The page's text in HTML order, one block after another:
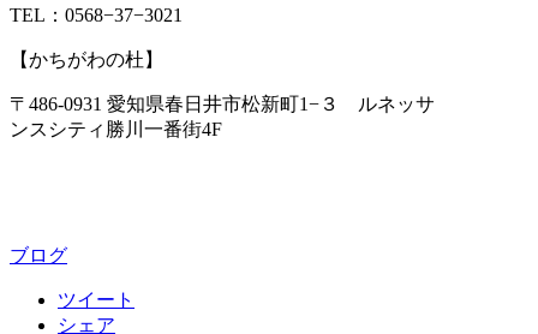
TEL：0568−37−3021
【かちがわの杜】
〒486-0931 愛知県春日井市松新町1−３ ルネッサ
ンスシティ勝川一番街4F
ブログ
ツイート
シェア